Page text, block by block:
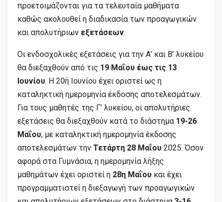
προετοιμάζονται για τα τελευταία μαθήματα
καθώς ακολουθεί η διαδικασία των προαγωγικών
και απολυτήριων εξετάσεων.
Οι ενδοσχολικές εξετάσεις για την Α’ και Β’ λυκείου
θα διεξαχθούν από τις 19 Μαΐου έως τις 13
Ιουνίου. Η 20ή Ιουνίου έχει οριστεί ως η
καταληκτική ημερομηνία έκδοσης αποτελεσμάτων.
Για τους μαθητές της Γ’ λυκείου, οι απολυτήριες
εξετάσεις θα διεξαχθούν κατά το διάστημα 19-26
Μαΐου, με καταληκτική ημερομηνία έκδοσης
αποτελεσμάτων την Τετάρτη 28 Μαΐου 2025. Όσον
αφορά στα Γυμνάσια, η ημερομηνία λήξης
μαθημάτων έχει οριστεί η 28η Μαΐου και έχει
προγραμματιστεί η διεξαγωγή των προαγωγικών